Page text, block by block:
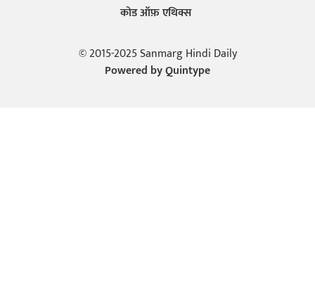
कोड ऑफ़ एथिक्स
© 2015-2025 Sanmarg Hindi Daily
Powered byQuintype